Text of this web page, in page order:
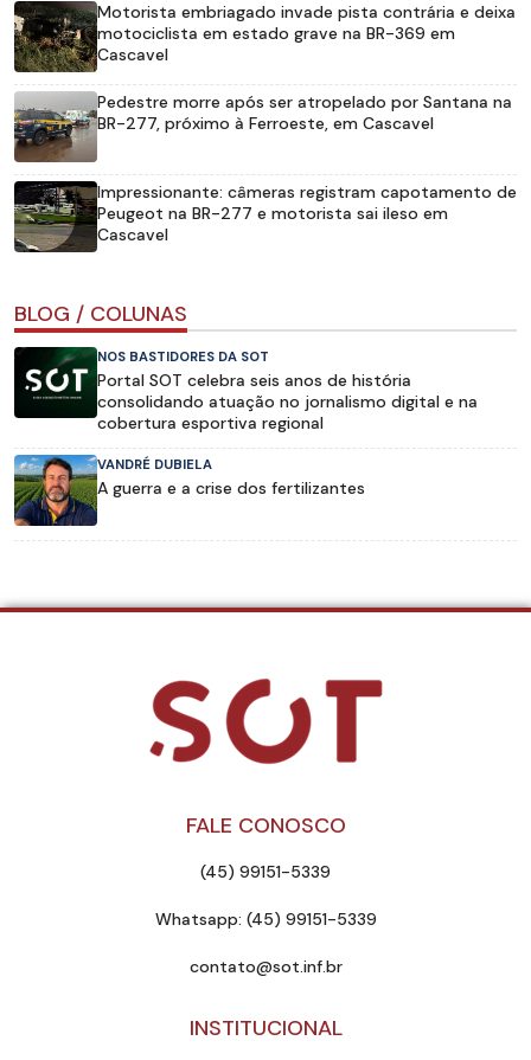
Motorista embriagado invade pista contrária e deixa
motociclista em estado grave na BR-369 em
Cascavel
Pedestre morre após ser atropelado por Santana na
BR-277, próximo à Ferroeste, em Cascavel
Impressionante: câmeras registram capotamento de
Peugeot na BR-277 e motorista sai ileso em
Cascavel
BLOG / COLUNAS
NOS BASTIDORES DA SOT
Portal SOT celebra seis anos de história
consolidando atuação no jornalismo digital e na
cobertura esportiva regional
VANDRÉ DUBIELA
A guerra e a crise dos fertilizantes
FALE CONOSCO
(45) 99151-5339
Whatsapp: (45) 99151-5339
contato@sot.inf.br
INSTITUCIONAL